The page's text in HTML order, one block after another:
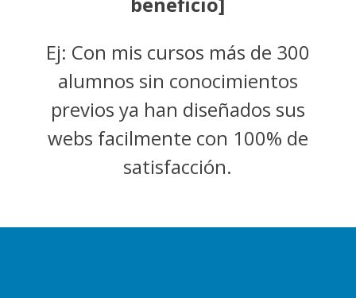
Ej: Con mis cursos más de 300
alumnos sin conocimientos
previos ya han diseñados sus
webs facilmente con 100% de
satisfacción.